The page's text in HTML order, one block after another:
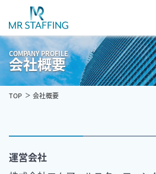
COMPANY PROFILE
会社概要
TOP 会社概要
運営会社